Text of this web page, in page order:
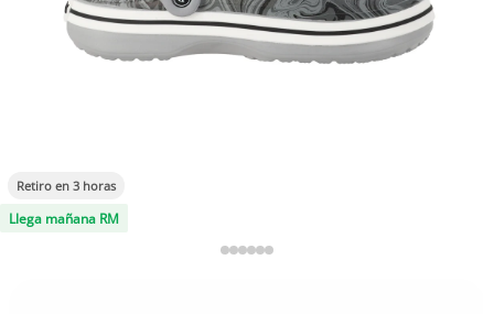
Retiro en 3 horas
Llega mañana RM